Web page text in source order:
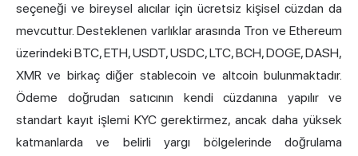
seçeneği ve bireysel alıcılar için ücretsiz kişisel cüzdan da
mevcuttur. Desteklenen varlıklar arasında Tron ve Ethereum
üzerindeki BTC, ETH, USDT, USDC, LTC, BCH, DOGE, DASH,
XMR ve birkaç diğer stablecoin ve altcoin bulunmaktadır.
Ödeme doğrudan satıcının kendi cüzdanına yapılır ve
standart kayıt işlemi KYC gerektirmez, ancak daha yüksek
katmanlarda ve belirli yargı bölgelerinde doğrulama